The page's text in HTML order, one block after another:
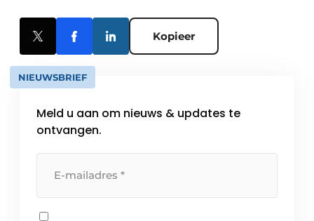
Kopieer
NIEUWSBRIEF
Meld u aan om nieuws & updates te
ontvangen.